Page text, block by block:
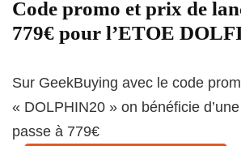
Code promo et prix de
779€ pour l’ETOE
Sur GeekBuying avec le code
« DOLPHIN20 » on bénéficie
passe à 779€